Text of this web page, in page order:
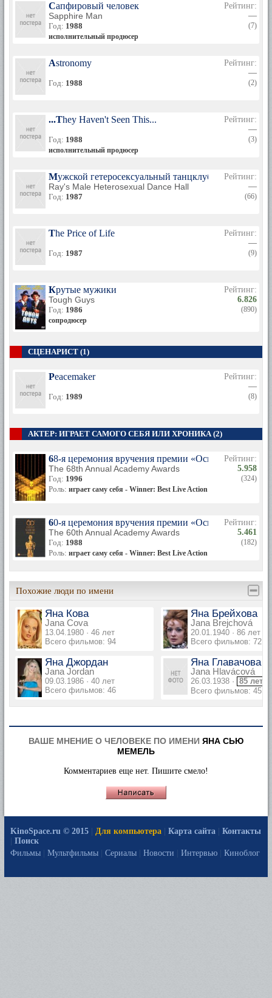
Сапфировый человек
Sapphire Man
Год: 1988
исполнительный продюсер
Рейтинг:
—
(7)
Astronomy
Год: 1988
Рейтинг:
—
(2)
...They Haven't Seen This...
Год: 1988
исполнительный продюсер
Рейтинг:
—
(3)
Мужской гетеросексуальный танцклуб Рэя
Ray's Male Heterosexual Dance Hall
Год: 1987
Рейтинг:
—
(66)
The Price of Life
Год: 1987
Рейтинг:
—
(9)
Крутые мужики
Tough Guys
Год: 1986
сопродюсер
Рейтинг:
6.826
(890)
СЦЕНАРИСТ (1)
Peacemaker
Год: 1989
Рейтинг:
—
(8)
АКТЕР: ИГРАЕТ САМОГО СЕБЯ ИЛИ ХРОНИКА (2)
68-я церемония вручения премии «Оскар»
The 68th Annual Academy Awards
Год: 1996
Роль: играет саму себя - Winner: Best Live Action Short Film
Рейтинг:
5.958
(324)
60-я церемония вручения премии «Оскар»
The 60th Annual Academy Awards
Год: 1988
Роль: играет саму себя - Winner: Best Live Action Short Film
Рейтинг:
5.461
(182)
Похожие люди по имени
Яна Кова
Jana Cova
13.04.1980 · 46 лет
Всего фильмов: 94
Яна Брейхова
Jana Brejchová
20.01.1940 · 86 лет
Всего фильмов: 72
Яна Джордан
Jana Jordan
09.03.1986 · 40 лет
Всего фильмов: 46
Яна Главачова
Jana Hlavácová
26.03.1938 · 85 лет
Всего фильмов: 45
ВАШЕ МНЕНИЕ О ЧЕЛОВЕКЕ ПО ИМЕНИ ЯНА СЬЮ
МЕМЕЛЬ
Комментариев еще нет. Пишите смело!
KinoSpace.ru © 2015 Для компьютера Карта сайта
Контакты
Поиск
Фильмы
Мультфильмы Сериалы Новости Интервью Киноблог